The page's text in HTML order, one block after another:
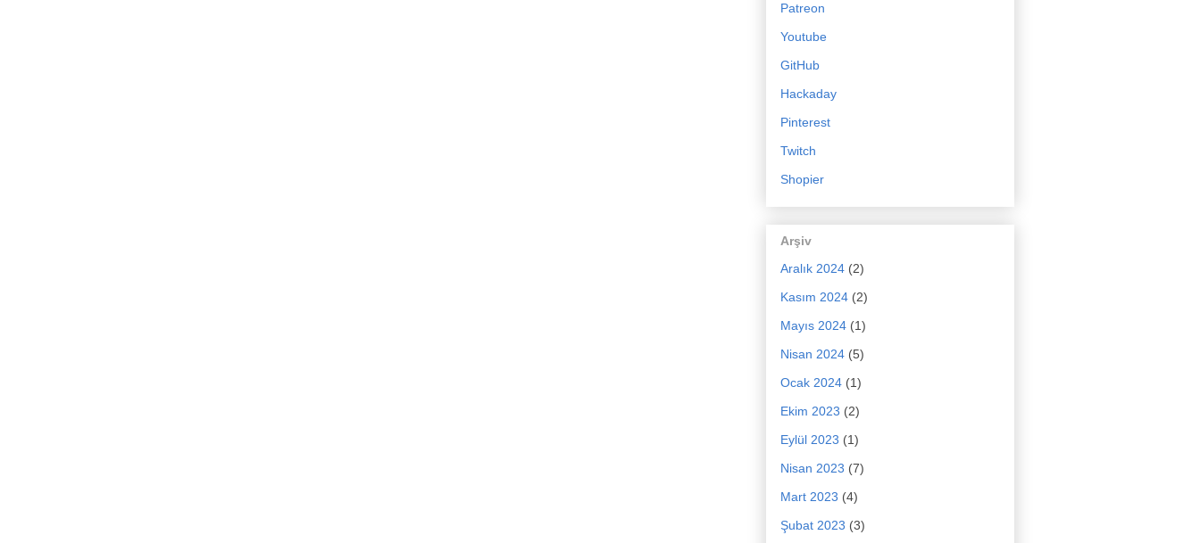
Patreon
Youtube
GitHub
Hackaday
Pinterest
Twitch
Shopier
Arşiv
Aralık 2024 (2)
Kasım 2024 (2)
Mayıs 2024 (1)
Nisan 2024 (5)
Ocak 2024 (1)
Ekim 2023 (2)
Eylül 2023 (1)
Nisan 2023 (7)
Mart 2023 (4)
Şubat 2023 (3)